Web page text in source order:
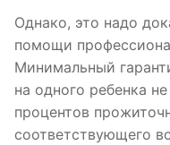
Однако, это надо
помощи
Минимальный
на одного ребенка
процентов
соответствующего